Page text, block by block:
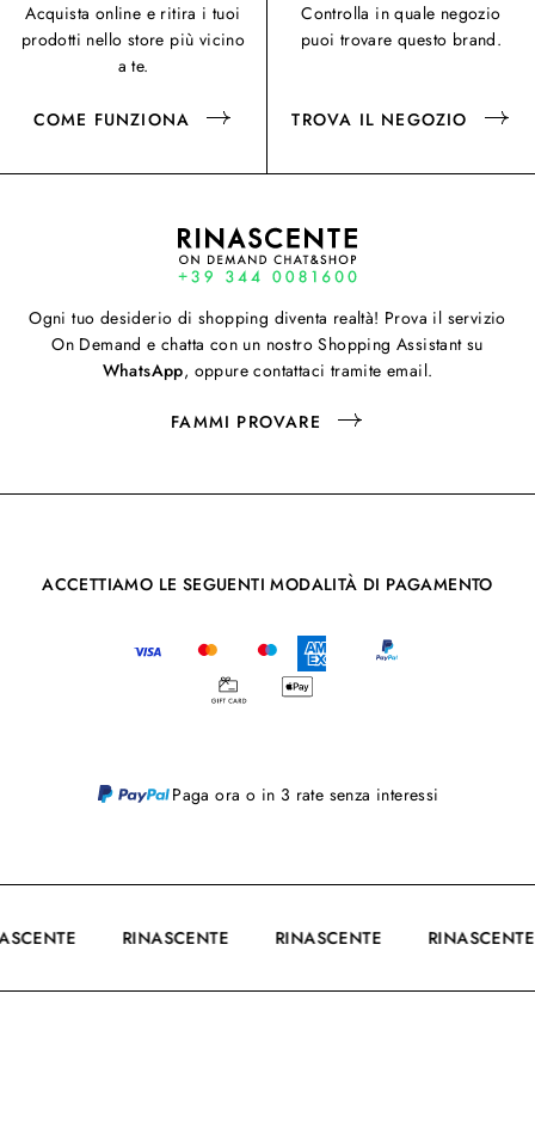
Acquista online e ritira i tuoi
prodotti nello store più vicino
a te.
COME FUNZIONA
Controlla in quale negozio
puoi trovare questo brand.
TROVA IL NEGOZIO
Ogni tuo desiderio di shopping diventa realtà! Prova il servizio
On Demand e chatta con un nostro Shopping Assistant su
WhatsApp, oppure contattaci tramite email.
FAMMI PROVARE
ACCETTIAMO LE SEGUENTI MODALITÀ DI PAGAMENTO
Paga ora o in 3 rate senza interessi
RINASCENTE RINASCENTE